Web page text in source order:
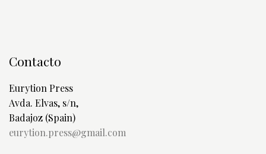
Contacto
Eurytion Press
Avda. Elvas, s/n,
Badajoz (Spain)
eurytion.press@gmail.com